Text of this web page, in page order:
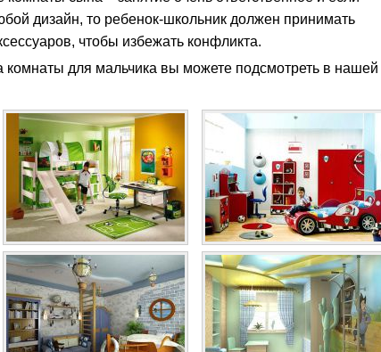
дизайн, то ребенок-школьник должен принимать
чтобы избежать конфликта.
для мальчика вы можете подсмотреть в нашей